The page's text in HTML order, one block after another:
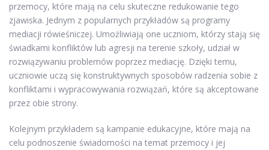
przemocy, które mają na celu skuteczne redukowanie tego
zjawiska. Jednym z popularnych przykładów są programy
mediacji rówieśniczej. Umożliwiają one uczniom, którzy stają się
świadkami konfliktów lub agresji na terenie szkoły, udział w
rozwiązywaniu problemów poprzez mediację. Dzięki temu,
uczniowie uczą się konstruktywnych sposobów radzenia sobie z
konfliktami i wypracowywania rozwiązań, które są akceptowane
przez obie strony.
Kolejnym przykładem są kampanie edukacyjne, które mają na
celu podnoszenie świadomości na temat przemocy i jej